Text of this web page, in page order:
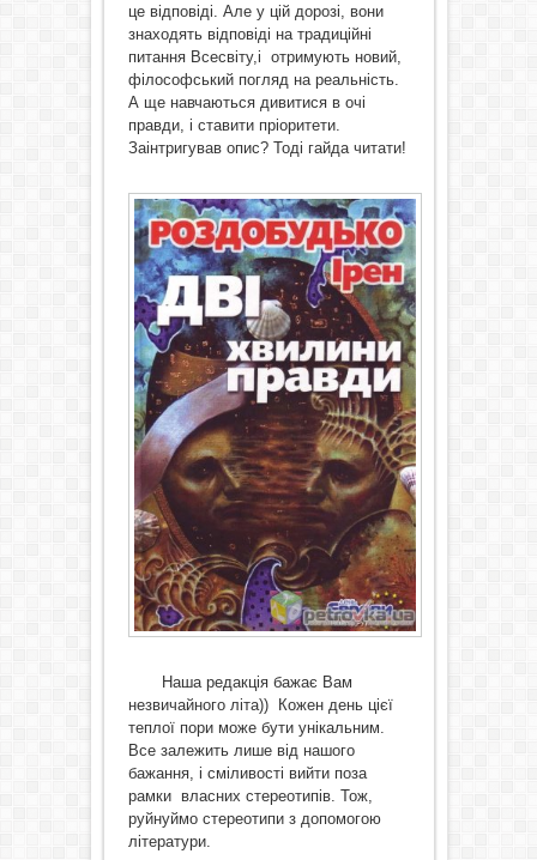
це відповіді. Але у цій дорозі, вони
знаходять відповіді на традиційні
питання Всесвіту,і отримують новий,
філософський погляд на реальність.
А ще навчаються дивитися в очі
правди, і ставити пріоритети.
Заінтригував опис? Тоді гайда читати!
Наша редакція бажає Вам
незвичайного літа)) Кожен день цієї
теплої пори може бути унікальним.
Все залежить лише від нашого
бажання, і сміливості вийти поза
рамки власних стереотипів. Тож,
руйнуймо стереотипи з допомогою
літератури.